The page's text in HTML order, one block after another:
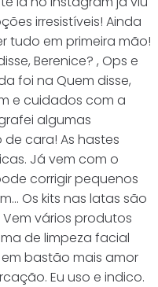
irresistíveis! Ainda
tudo em primeira mão!
Berenice? , Ops e
foi na Quem disse,
e cuidados com a
algumas
cara! As hastes
Já vem com o
corrigir pequenos
Os kits nas latas são
vários produtos
de limpeza facial
bastão mais amor
Eu uso e indico.